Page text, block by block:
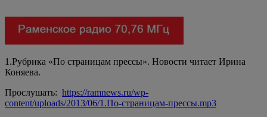
1.Рубрика «По страницам прессы». Новости читает Ирина
Коняева.
Прослушать: https://ramnews.ru/wp-
content/uploads/2013/06/1.По-страницам-прессы.mp3